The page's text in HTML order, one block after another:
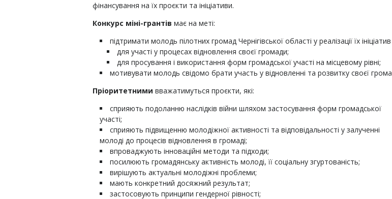
фінансування на їх проєкти та ініціативи.
Конкурс міні-грантів має на меті:
підтримати молодь пілотних громад Чернігівської області у реалізації їх ініціатив
для участі у процесах відновлення своєї громади;
для просування і використання форм громадської участі на місцевому рівні;
мотивувати молодь свідомо брати участь у відновленні та розвитку своєї
Пріоритетними вважатимуться проєкти, які:
сприяють подоланню наслідків війни шляхом застосування форм громадської
участі;
сприяють підвищенню молодіжної активності та відповідальності у залученні
молоді до процесів відновлення в громаді;
впроваджують інноваційні методи та підходи;
посилюють громадянську активність молоді, її соціальну згуртованість;
вирішують актуальні молодіжні проблеми;
мають конкретний досяжний результат;
застосовують принципи гендерної рівності;